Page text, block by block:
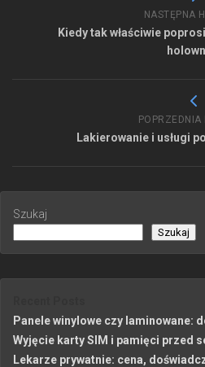
NASTĘPNA
Kiedy tak właściwie
Lakierowanie i usługi
Szukaj
Szukaj
Panele winylowe czy laminowane:
Wyjęcie karty SIM i pamięci przed
Lekarze prywatnie: cena,